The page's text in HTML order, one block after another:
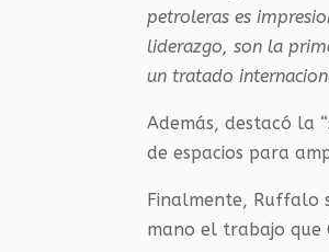
petroleras es
liderazgo, son la
un tratado
Además, destacó la “
de espacios para
Finalmente, Ruffalo
mano el trabajo que